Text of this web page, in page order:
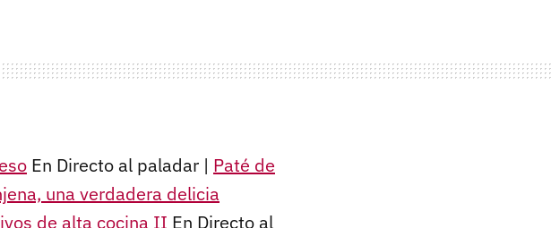
En Directo al paladar | Paté de
una verdadera delicia
de alta cocina II En Directo al